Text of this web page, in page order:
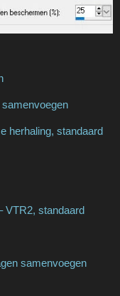
herhaling, standaard
VTR2, standaard
samenvoegen